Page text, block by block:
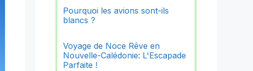
Pourquoi les avions sont-ils
blancs ?
Voyage de Noce Rêve en
Nouvelle-Calédonie: L'Escapade
Parfaite !